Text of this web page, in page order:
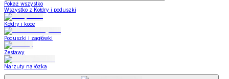
Pokaż wszystko
Wszystko z Kołdry i poduszki
Kołdry i koce
Poduszki i zagłówki
Zestawy
Narzuty na łózka